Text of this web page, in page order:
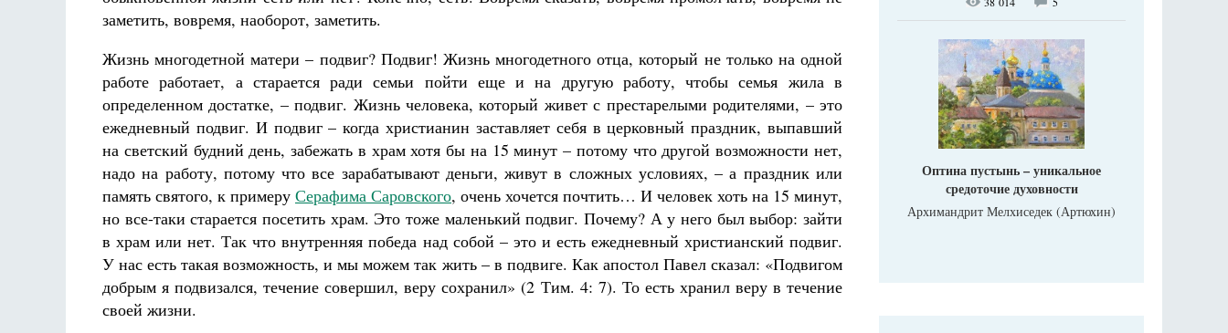
заметить, вовремя, наоборот, заметить.
Жизнь многодетной матери – подвиг? Подвиг! Жизнь многодетного отца, который не только на одной
работе работает, а старается ради семьи пойти еще и на другую работу, чтобы семья жила в
определенном достатке, – подвиг. Жизнь человека, который живет с престарелыми родителями, – это
ежедневный подвиг. И подвиг – когда христианин заставляет себя в церковный праздник, выпавший
на светский будний день, забежать в храм хотя бы на 15 минут – потому что другой возможности нет,
надо на работу, потому что все зарабатывают деньги, живут в сложных условиях, – а праздник или
память святого, к примеру Серафима Саровского, очень хочется почтить… И человек хоть на 15 минут,
но все-таки старается посетить храм. Это тоже маленький подвиг. Почему? А у него был выбор: зайти
в храм или нет. Так что внутренняя победа над собой – это и есть ежедневный христианский подвиг.
У нас есть такая возможность, и мы можем так жить – в подвиге. Как апостол Павел сказал: «Подвигом
добрым я подвизался, течение совершил, веру сохранил» (2 Тим. 4: 7). То есть хранил веру в течение
своей жизни.
Оптина пустынь – уникальное
средоточие духовности
Архимандрит Мелхиседек (Артюхин)